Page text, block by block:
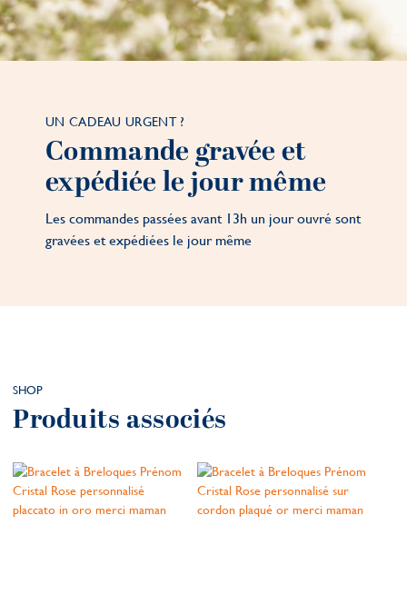
UN CADEAU URGENT ?
Commande gravée et
expédiée le jour même
Les commandes passées avant 13h un jour ouvré sont
gravées et expédiées le jour même
SHOP
Produits associés